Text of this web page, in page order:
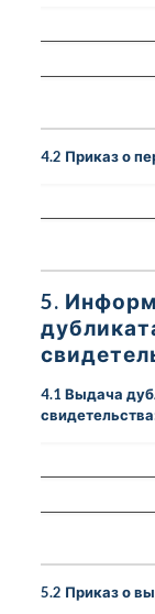
4.2 Приказ о
5.
4.1 Выдача
5.2 Приказ о